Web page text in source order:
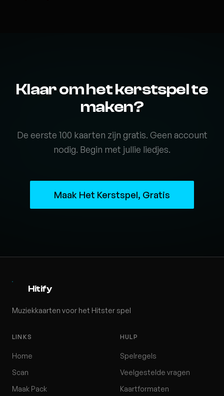
Klaar om het kerstspel te
maken?
De eerste 100 kaarten zijn gratis. Geen account
nodig. Begin met jullie liedjes.
Maak Het Kerstspel, Gratis
Hitify
Muziekkaarten voor het Hitster spel
LINKS
Home
Scan
Maak Pack
HULP
Spelregels
Veelgestelde vragen
Kaartformaten